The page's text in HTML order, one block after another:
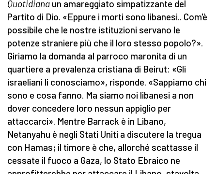
Quotidiana un amareggiato simpatizzante del
Partito di Dio. «Eppure i morti sono libanesi.. Com'è
possibile che le nostre istituzioni servano le
potenze straniere più che il loro stesso popolo?».
Giriamo la domanda al parroco maronita di un
quartiere a prevalenza cristiana di Beirut: «Gli
israeliani li conosciamo», risponde. «Sappiamo chi
sono e cosa fanno. Ma siamo noi libanesi a non
dover concedere loro nessun appiglio per
attaccarci». Mentre Barrack è in Libano,
Netanyahu è negli Stati Uniti a discutere la tregua
con Hamas; il timore è che, allorché scattasse il
cessate il fuoco a Gaza, lo Stato Ebraico ne